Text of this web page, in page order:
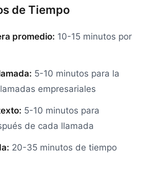
de Tiempo
promedio: 10-15 minutos por
5-10 minutos para la
empresariales
5-10 minutos para
de cada llamada
20-35 minutos de tiempo